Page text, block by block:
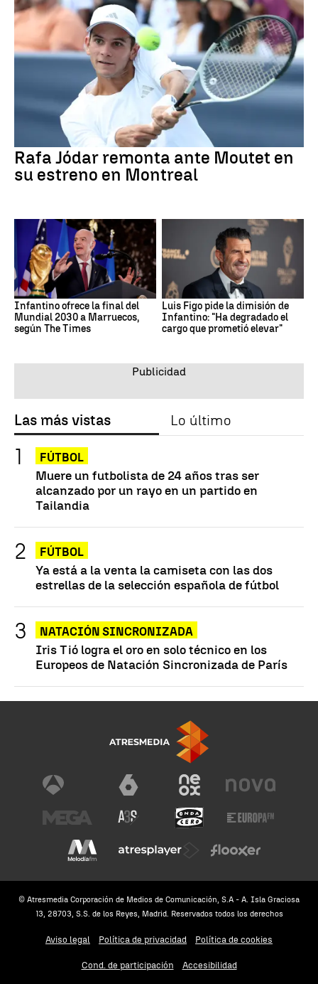
Rafa Jódar remonta ante Moutet en
su estreno en Montreal
Infantino ofrece la final del
Mundial 2030 a Marruecos,
según The Times
Luis Figo pide la dimisión de
Infantino: "Ha degradado el
cargo que prometió elevar"
Las más vistas Lo último
FÚTBOL
Muere un futbolista de 24 años tras ser
alcanzado por un rayo en un partido en
Tailandia
FÚTBOL
Ya está a la venta la camiseta con las dos
estrellas de la selección española de fútbol
NATACIÓN SINCRONIZADA
Iris Tió logra el oro en solo técnico en los
Europeos de Natación Sincronizada de París
© Atresmedia Corporación de Medios de Comunicación, S.A - A. Isla Graciosa
13, 28703, S.S. de los Reyes, Madrid. Reservados todos los derechos
Aviso legal Política de privacidad Política de cookies
Cond. de participación Accesibilidad